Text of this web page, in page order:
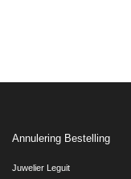
Annulering Bestelling
Juwelier Leguit